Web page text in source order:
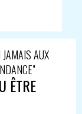
AUX
ÊTRE